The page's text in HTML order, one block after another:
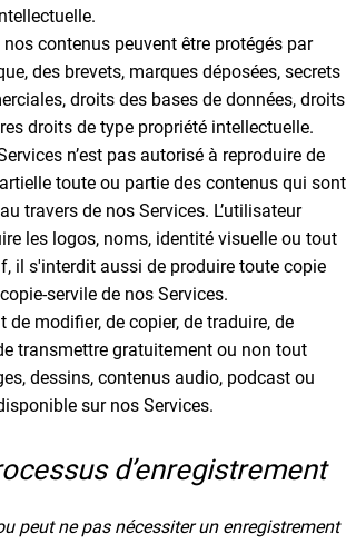
contenus peuvent être protégés par
des brevets, marques déposées, secrets
droits des bases de données, droits
droits de type propriété intellectuelle.
n’est pas autorisé à reproduire de
toute ou partie des contenus qui sont
travers de nos Services. L’utilisateur
les logos, noms, identité visuelle ou tout
il s'interdit aussi de produire toute copie
servile de nos Services.
de modifier, de copier, de traduire, de
transmettre gratuitement ou non tout
dessins, contenus audio, podcast ou
sur nos Services.
d’enregistrement
peut ne pas nécessiter un enregistrement